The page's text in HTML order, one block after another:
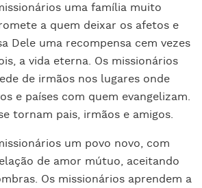
uma família muito
a quem deixar os afetos e
Dele uma recompensa cem vezes
a vida eterna. Os missionários
de irmãos nos lugares onde
e países com quem evangelizam.
tornam pais, irmãos e amigos.
um povo novo, com
de amor mútuo, aceitando
Os missionários aprendem a